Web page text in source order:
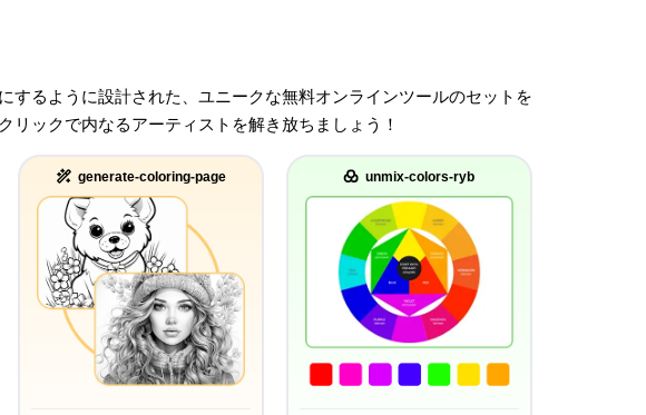
るように設計された、ユニークな無料オンラインツールのセットを
ックで内なるアーティストを解き放ちましょう！
generate-coloring-page unmix-colors-ryb